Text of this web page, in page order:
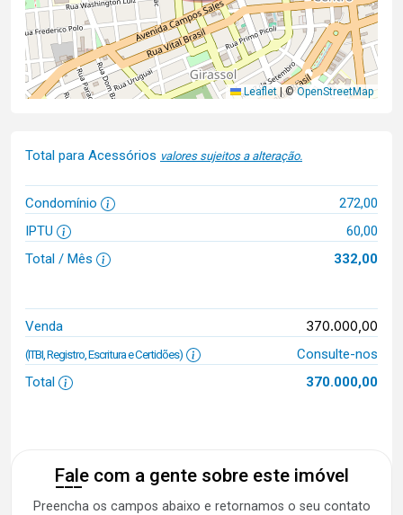
Leaflet |©OpenStreetMap
Total para Acessórios valores sujeitos a alteração.
Condomínio
272,00
IPTU
60,00
Total / Mês
332,00
Venda 370.000,00
(ITBI, Registro, Escritura e Certidões)
Consulte-nos
Total
370.000,00
Fale com a gente sobre este imóvel
Preencha os campos abaixo e retornamos o seu contato